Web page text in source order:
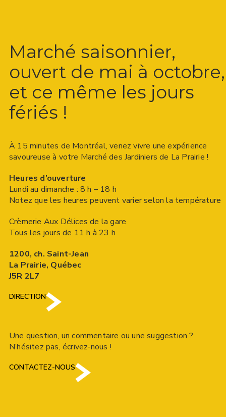
Marché saisonnier,
ouvert de mai à octobre,
et ce même les jours
fériés !
À 15 minutes de Montréal, venez vivre une expérience
savoureuse à votre Marché des Jardiniers de La Prairie !
Heures d’ouverture
Lundi au dimanche : 8 h – 18 h
Notez que les heures peuvent varier selon la température
Crèmerie Aux Délices de la gare
Tous les jours de 11 h à 23 h
1200, ch. Saint-Jean
La Prairie, Québec
J5R 2L7
DIRECTION
Une question, un commentaire ou une suggestion ?
N’hésitez pas, écrivez-nous !
CONTACTEZ-NOUS